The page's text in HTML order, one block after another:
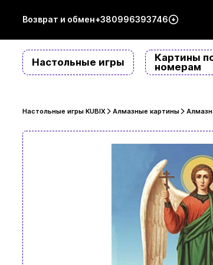
Возврат и обмен+380996393746
Настольные игры
Картины
номерам
Настольные игры KUBIX Алмазные картины